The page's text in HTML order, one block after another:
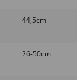
44,5cm
26-50cm